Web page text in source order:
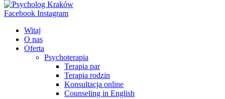
Facebook Instagram
Witaj
O nas
Oferta
Psychoterapia
Terapia par
Terapia rodzin
Konsultacja online
Counseling in English